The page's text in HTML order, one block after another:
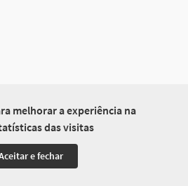
melhorar a experiência na
das visitas
e fechar